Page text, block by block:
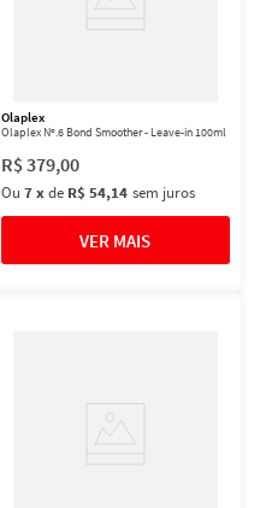
Olaplex
Olaplex Nº.6 Bond Smoother - Leave-in 100ml
R$379,00
Ou 7 xde R$ 54,14 sem juros